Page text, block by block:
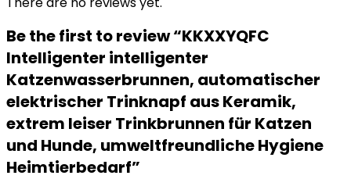
Be the first to review “KKXXYQFC
Intelligenter intelligenter
Katzenwasserbrunnen, automatischer
elektrischer Trinknapf aus Keramik,
extrem leiser Trinkbrunnen für Katzen
und Hunde, umweltfreundliche Hygiene
Heimtierbedarf”